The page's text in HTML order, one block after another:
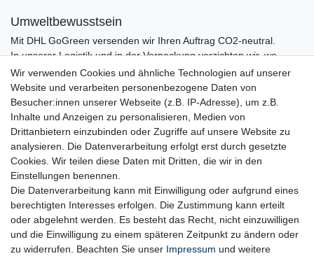
Umweltbewusstsein
Mit DHL GoGreen versenden wir Ihren Auftrag CO2-neutral.
In unserer Logistik und in der Verpackung verzichten wir, wo
immer es möglich ist, auf den Einsatz von Kunststoffen und
Plastik.
Wir verwenden Cookies und ähnliche Technologien auf unserer
Website und verarbeiten personenbezogene Daten von
Besucher:innen unserer Webseite (z.B. IP-Adresse), um z.B.
Inhalte und Anzeigen zu personalisieren, Medien von
Drittanbietern einzubinden oder Zugriffe auf unsere Website zu
analysieren. Die Datenverarbeitung erfolgt erst durch gesetzte
Cookies. Wir teilen diese Daten mit Dritten, die wir in den
Einstellungen benennen.
Die Datenverarbeitung kann mit Einwilligung oder aufgrund eines
berechtigten Interesses erfolgen. Die Zustimmung kann erteilt
oder abgelehnt werden. Es besteht das Recht, nicht einzuwilligen
und die Einwilligung zu einem späteren Zeitpunkt zu ändern oder
zu widerrufen. Beachten Sie unser Impressum und weitere